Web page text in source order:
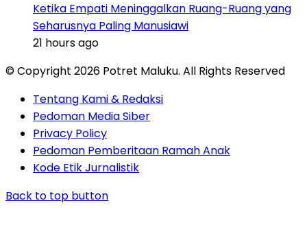
Ketika Empati Meninggalkan Ruang-Ruang yang
Seharusnya Paling Manusiawi
21 hours ago
© Copyright 2026 Potret Maluku. All Rights Reserved
Tentang Kami & Redaksi
Pedoman Media Siber
Privacy Policy
Pedoman Pemberitaan Ramah Anak
Kode Etik Jurnalistik
Back to top button